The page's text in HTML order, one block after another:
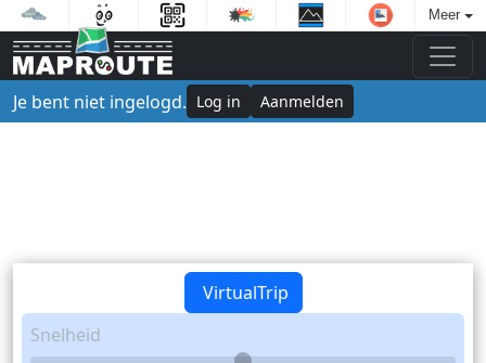
Meer
Je bent niet ingelogd. Log in Aanmelden
VirtualTrip
Snelheid